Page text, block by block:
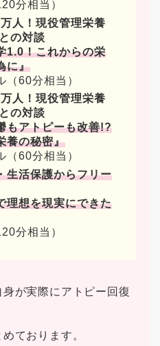
分相当）
人！現役管理栄養
の対談
1.0！これからの栄
に』
（60分相当）
人！現役管理栄養
の対談
もアトピーも改善!?
養の秘密』
（60分相当）
生活保護からフリー
理想を現実にできた
分相当）
が実際にアトピー回復
ております。